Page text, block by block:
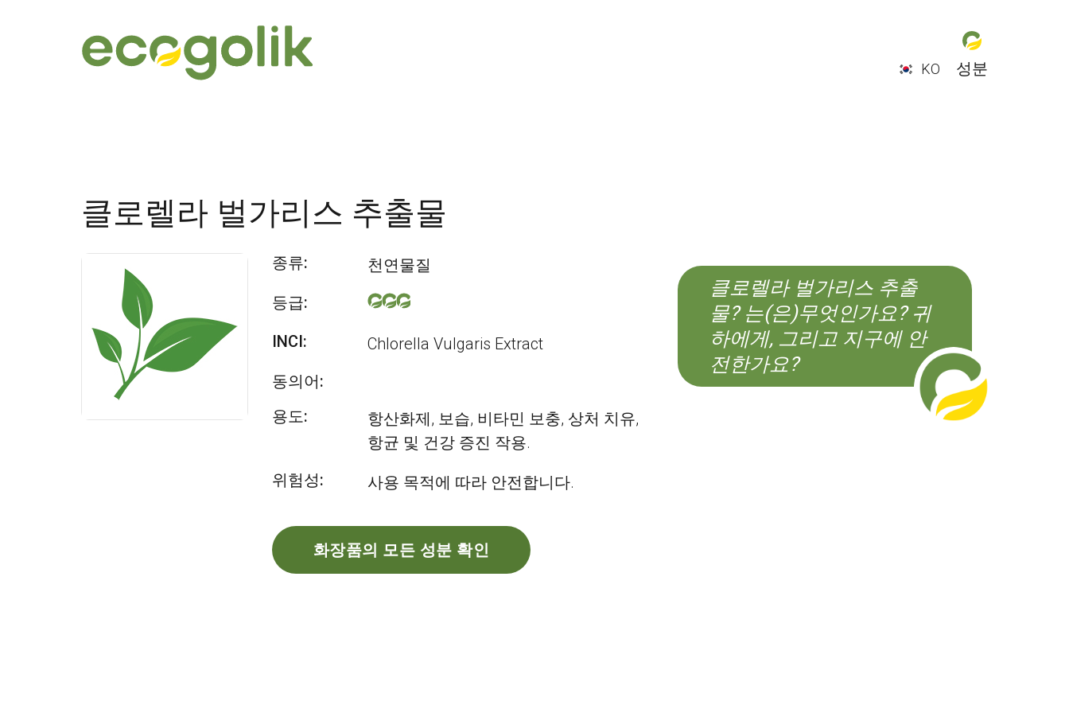
KO
성분
클로렐라 벌가리스 추출
물? 는(은)무엇인가요? 귀
하에게, 그리고 지구에 안
전한가요?
클로렐라 벌가리스 추출물
종류:
천연물질
등급:
INCI:
Chlorella Vulgaris Extract
동의어:
용도:
항산화제, 보습, 비타민 보충, 상처 치유,
항균 및 건강 증진 작용.
위험성:
사용 목적에 따라 안전합니다.
화장품의 모든 성분 확인